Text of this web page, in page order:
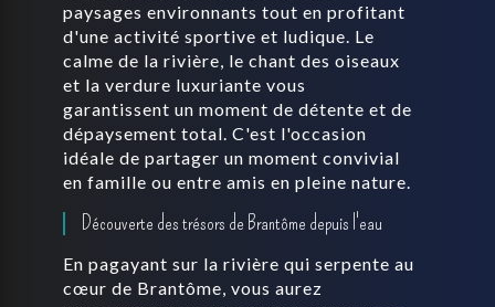
paysages environnants tout en profitant
d'une activité sportive et ludique. Le
calme de la rivière, le chant des oiseaux
et la verdure luxuriante vous
garantissent un moment de détente et de
dépaysement total. C'est l'occasion
idéale de partager un moment convivial
en famille ou entre amis en pleine nature.
Découverte des trésors de Brantôme depuis l'eau
En pagayant sur la rivière qui serpente au
cœur de Brantôme, vous aurez